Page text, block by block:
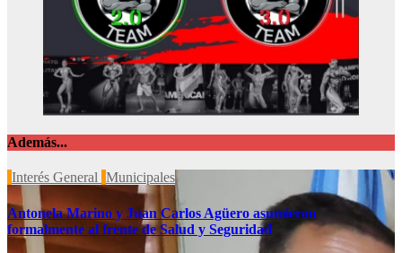
Además...
Interés General Municipales
Antonela Marino y Juan Carlos Agüero asumieron
formalmente al frente de Salud y Seguridad